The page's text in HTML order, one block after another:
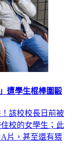
遭學生棍棒圍毆
該校校長日前被
校的女學生；此
片，甚至還有猥